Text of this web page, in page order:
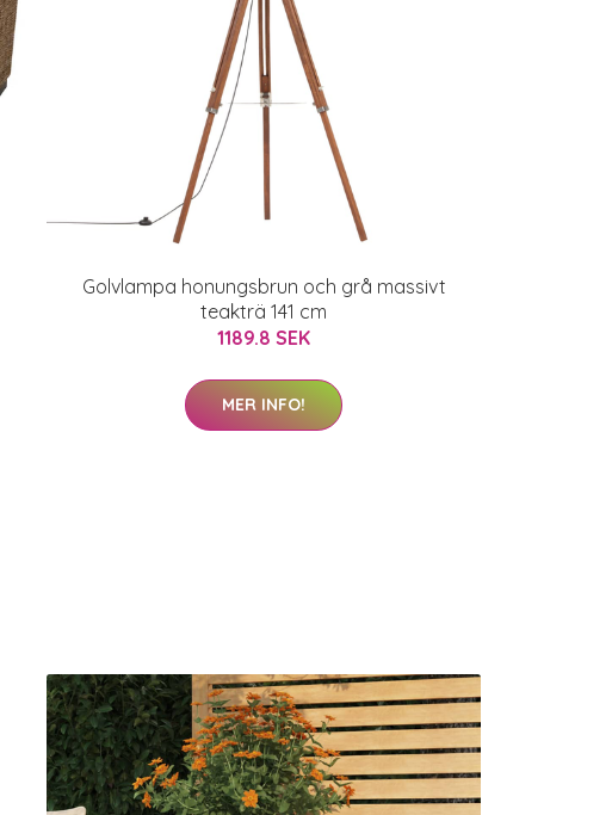
Golvlampa honungsbrun och grå massivt
teakträ 141 cm
1189.8 SEK
MER INFO!